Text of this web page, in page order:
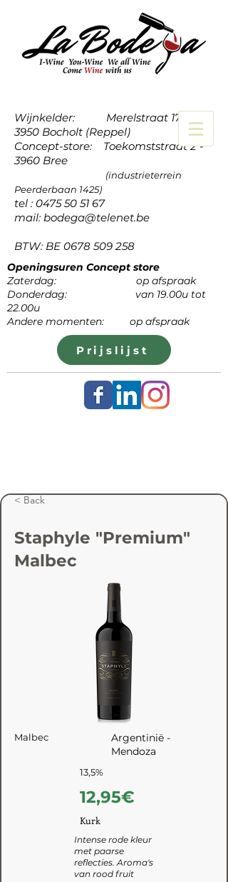
Wijnkelder: Merelstraat 17a -
3950 Bocholt (Reppel)
Concept-store: Toekomststraat 2 -
3960 Bree
(industrieterrein
Peerderbaan 1425)
tel : 0475 50 51 67
mail: bodega@telenet.be
BTW: BE 0678 509 258
Openingsuren Concept store
Zaterdag: op afspraak
Donderdag: van 19.00u tot
22.00u
Andere momenten: op afspraak
Prijslijst
< Back
Staphyle "Premium"
Malbec
Malbec
Argentinië -
Mendoza
13,5%
12,95€
Kurk
Intense rode kleur
met paarse
reflecties. Aroma's
van rood fruit